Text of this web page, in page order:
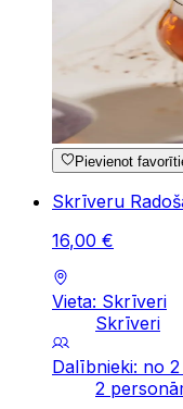
Pievienot
Skrīveru
16,00 €
Vieta: Skrīveri
Skrīveri
Dalībnieki: no
2